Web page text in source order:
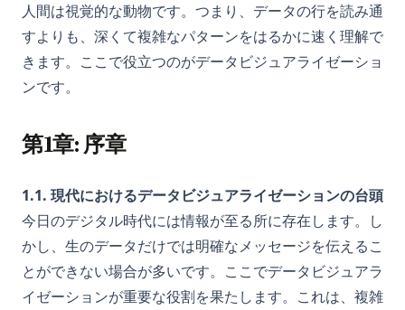
人間は視覚的な動物です。つまり、データの行を読み通
すよりも、深くて複雑なパターンをはるかに速く理解で
きます。ここで役立つのがデータビジュアライゼーショ
ンです。
第1章: 序章
1.1. 現代におけるデータビジュアライゼーションの台頭
今日のデジタル時代には情報が至る所に存在します。し
かし、生のデータだけでは明確なメッセージを伝えるこ
とができない場合が多いです。ここでデータビジュアラ
イゼーションが重要な役割を果たします。これは、複雑